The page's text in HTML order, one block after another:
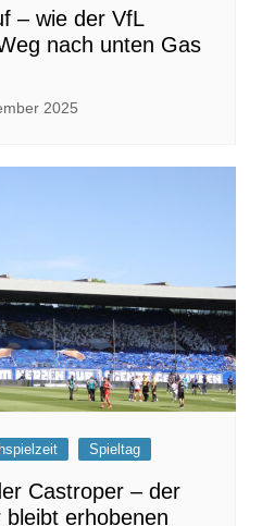
– wie der VfL
nach unten Gas
2025
Spieltag
Castroper – der
erhobenen